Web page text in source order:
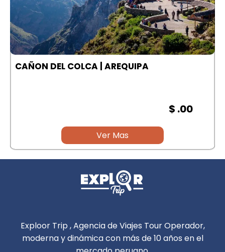
CAÑON DEL COLCA | AREQUIPA
$ .00
Ver Mas
Exploor Trip , Agencia de Viajes Tour Operador,
moderna y dinámica con más de 10 años en el